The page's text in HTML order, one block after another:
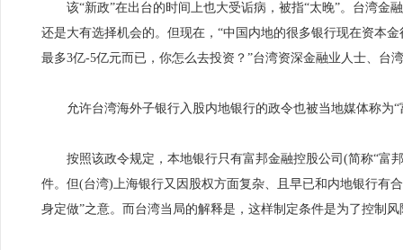
该“新政”在出台的时间上也大受诟病，被指“太晚”。台湾金
还是大有选择机会的。但现在，“中国内地的很多银行现在资本
最多3亿-5亿元而已，你怎么去投资？”台湾资深金融业人士、台
允许台湾海外子银行入股内地银行的政令也被当地媒体称为“
按照该政令规定，本地银行只有富邦金融控股公司(简称“富
件。但(台湾)上海银行又因股权方面复杂、且早已和内地银行有
身定做”之意。而台湾当局的解释是，这样制定条件是为了控制风